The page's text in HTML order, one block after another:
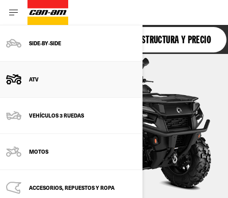
SIDE‑BY‑SIDE
ATV
VEHÍCULOS 3 RUEDAS
MOTOS
ACCESORIOS, REPUESTOS Y ROPA
OUTLANDER 500-700 ESTRUCTURA Y PRECIO